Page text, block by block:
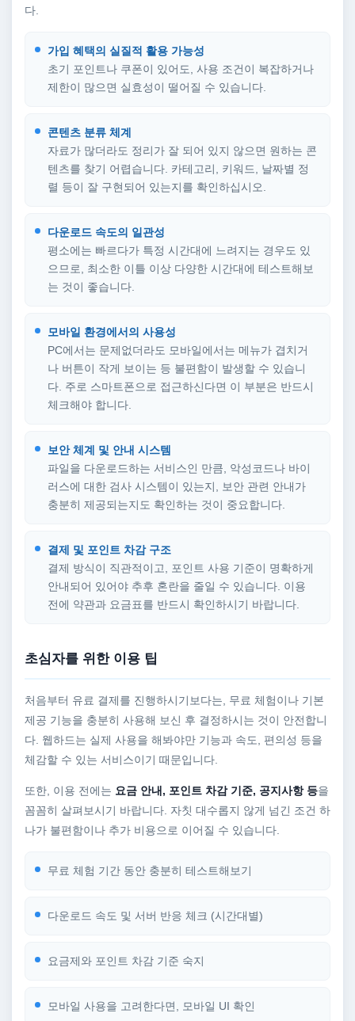
다.
가입 혜택의 실질적 활용 가능성
초기 포인트나 쿠폰이 있어도, 사용 조건이 복잡하거나
제한이 많으면 실효성이 떨어질 수 있습니다.
콘텐츠 분류 체계
자료가 많더라도 정리가 잘 되어 있지 않으면 원하는 콘
텐츠를 찾기 어렵습니다. 카테고리, 키워드, 날짜별 정
렬 등이 잘 구현되어 있는지를 확인하십시오.
다운로드 속도의 일관성
평소에는 빠르다가 특정 시간대에 느려지는 경우도 있
으므로, 최소한 이틀 이상 다양한 시간대에 테스트해보
는 것이 좋습니다.
모바일 환경에서의 사용성
PC에서는 문제없더라도 모바일에서는 메뉴가 겹치거
나 버튼이 작게 보이는 등 불편함이 발생할 수 있습니
다. 주로 스마트폰으로 접근하신다면 이 부분은 반드시
체크해야 합니다.
보안 체계 및 안내 시스템
파일을 다운로드하는 서비스인 만큼, 악성코드나 바이
러스에 대한 검사 시스템이 있는지, 보안 관련 안내가
충분히 제공되는지도 확인하는 것이 중요합니다.
결제 및 포인트 차감 구조
결제 방식이 직관적이고, 포인트 사용 기준이 명확하게
안내되어 있어야 추후 혼란을 줄일 수 있습니다. 이용
전에 약관과 요금표를 반드시 확인하시기 바랍니다.
초심자를 위한 이용 팁
처음부터 유료 결제를 진행하시기보다는, 무료 체험이나 기본
제공 기능을 충분히 사용해 보신 후 결정하시는 것이 안전합니
다. 웹하드는 실제 사용을 해봐야만 기능과 속도, 편의성 등을
체감할 수 있는 서비스이기 때문입니다.
또한, 이용 전에는 요금 안내, 포인트 차감 기준, 공지사항 등을
꼼꼼히 살펴보시기 바랍니다. 자칫 대수롭지 않게 넘긴 조건 하
나가 불편함이나 추가 비용으로 이어질 수 있습니다.
무료 체험 기간 동안 충분히 테스트해보기
다운로드 속도 및 서버 반응 체크 (시간대별)
요금제와 포인트 차감 기준 숙지
모바일 사용을 고려한다면, 모바일 UI 확인